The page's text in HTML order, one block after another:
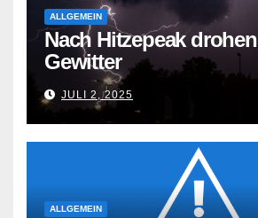
ALLGEMEIN
Nach Hitzepeak
Gewitter
JULI 2, 2025
ALLGEMEIN